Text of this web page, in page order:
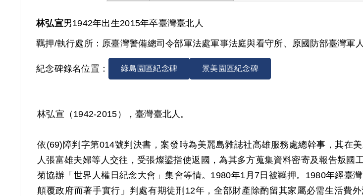
林弘宣男1942年出生2015年卒臺灣臺北人
羈押/執行處所： 原臺灣警備總司令部軍法處軍事法庭與看守所、原國防部臺灣
紀念碑錄名位置： 綠島園區紀念碑 景美園區紀念碑
林弘宣（1942-2015），臺灣臺北人。
依(69)障判字第014號判決書，案發時為美麗島雜誌社高雄服務處總幹事，其在
人張富雄夫婦等人交往，受張燦鍙指使返國，為其多方蒐集資料密寄及報告叛
菊協辦「世界人權日紀念大會」集會等情。1980年1月7日被羈押。1980年經臺
顛覆政府而著手實行」判處有期徒刑12年，全部財產除酌留其家屬必需生活費